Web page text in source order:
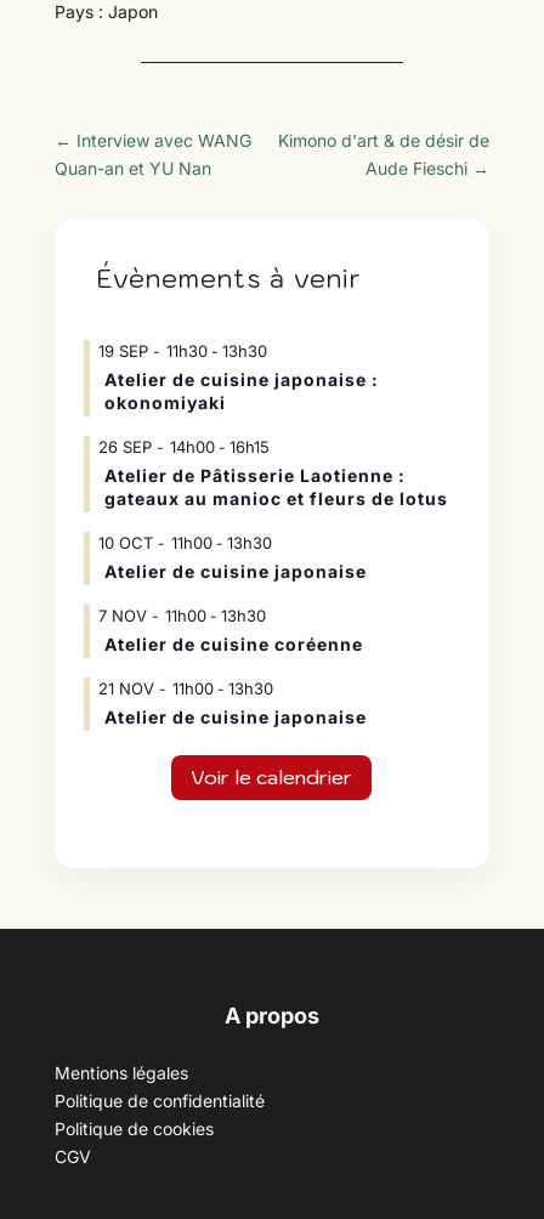
Pays : Japon
← Interview avec WANG
Quan-an et YU Nan
Kimono d'art & de désir de
Aude Fieschi →
Évènements à venir
19 SEP 11h30- 13h30
Atelier de cuisine japonaise :
okonomiyaki
26 SEP 14h00- 16h15
Atelier de Pâtisserie Laotienne :
gateaux au manioc et fleurs de lotus
10 OCT 11h00- 13h30
Atelier de cuisine japonaise
7 NOV 11h00- 13h30
Atelier de cuisine coréenne
21 NOV 11h00- 13h30
Atelier de cuisine japonaise
Voir le calendrier
A propos
Mentions légales
Politique de confidentialité
Politique de cookies
CGV